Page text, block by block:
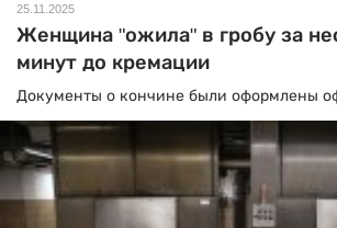
25.11.2025
Женщина "ожила" в гробу за
минут до кремации
Документы о кончине были оформлены